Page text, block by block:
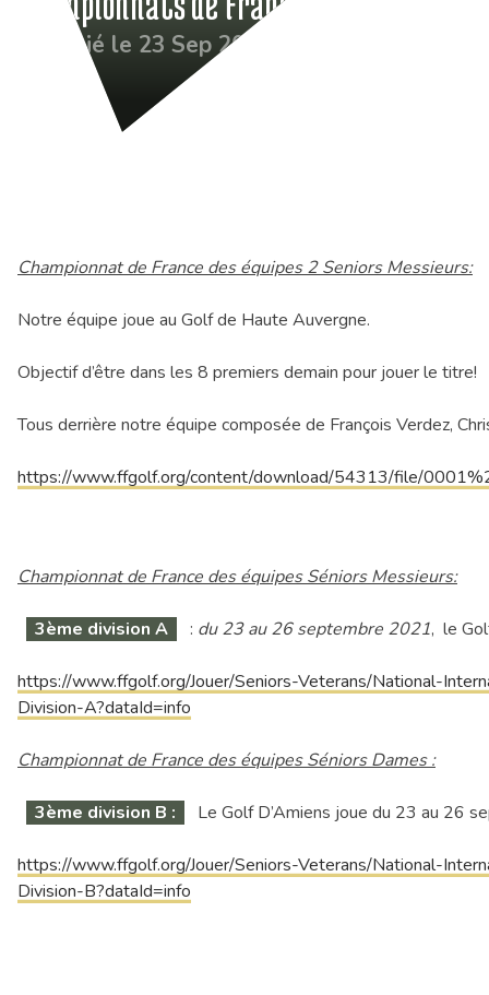
Publié le 23 Sep 2021
Championnat de France des équipes 2 Seniors Messieurs:
Notre équipe joue au Golf de Haute Auvergne.
Objectif d’être dans les 8 premiers demain pour jouer le titre!
Tous derrière notre équipe composée de François Verdez,
https://www.ffgolf.org/content/download/54313/file/
Championnat de France des équipes Séniors Messieurs:
3ème division A : du 23 au 26 septembre 2021, le
https://www.ffgolf.org/Jouer/Seniors-Veterans/National-
Division-A?dataId=info
Championnat de France des équipes Séniors Dames :
3ème division B : Le Golf D’Amiens joue du 23 au 26
https://www.ffgolf.org/Jouer/Seniors-Veterans/National-
Division-B?dataId=info